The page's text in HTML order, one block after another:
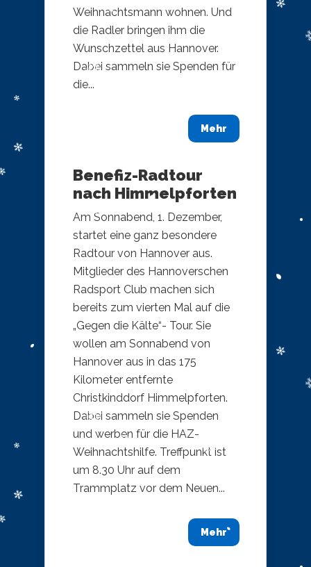
Weihnachtsmann wohnen. Und
die Radler bringen ihm die
Wunschzettel aus Hannover.
Dabei sammeln sie Spenden für
die...
Mehr
Benefiz-Radtour
nach Himmelpforten
Am Sonnabend, 1. Dezember,
startet eine ganz besondere
Radtour von Hannover aus.
Mitglieder des Hannoverschen
Radsport Club machen sich
bereits zum vierten Mal auf die
„Gegen die Kälte“- Tour. Sie
wollen am Sonnabend von
Hannover aus in das 175
Kilometer entfernte
Christkinddorf Himmelpforten.
Dabei sammeln sie Spenden
und werben für die HAZ-
Weihnachtshilfe. Treffpunkt ist
um 8.30 Uhr auf dem
Trammplatz vor dem Neuen...
Mehr